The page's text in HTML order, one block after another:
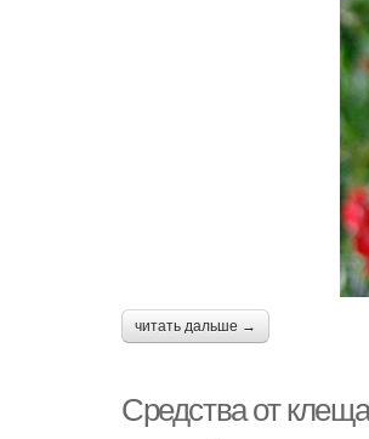
читать дальше →
Средства от